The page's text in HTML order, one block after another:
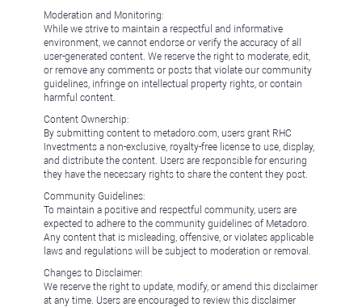
Moderation and Monitoring:
While we strive to maintain a respectful and informative
environment, we cannot endorse or verify the accuracy of all
user-generated content. We reserve the right to moderate, edit,
or remove any comments or posts that violate our community
guidelines, infringe on intellectual property rights, or contain
harmful content.
Content Ownership:
By submitting content to metadoro.com, users grant RHC
Investments a non-exclusive, royalty-free license to use, display,
and distribute the content. Users are responsible for ensuring
they have the necessary rights to share the content they post.
Community Guidelines:
To maintain a positive and respectful community, users are
expected to adhere to the community guidelines of Metadoro.
Any content that is misleading, offensive, or violates applicable
laws and regulations will be subject to moderation or removal.
Changes to Disclaimer:
We reserve the right to update, modify, or amend this disclaimer
at any time. Users are encouraged to review this disclaimer